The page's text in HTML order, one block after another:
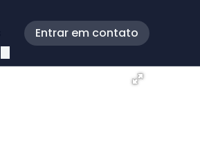
Entrar em contato